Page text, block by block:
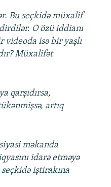
Bu seçkidə müxalif
O özü iddianı
videoda isə bir yaşlı
Müxalifət
qarşıdırsa,
artıq
məkanda
idarə etməyə
iştirakına